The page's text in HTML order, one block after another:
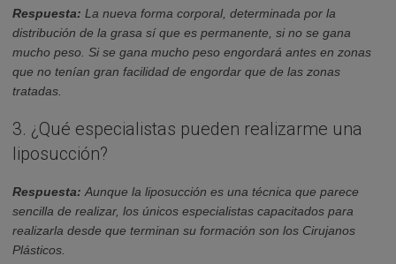
Respuesta: La nueva forma corporal, determinada por la
distribución de la grasa sí que es permanente, si no se gana
mucho peso. Si se gana mucho peso engordará antes en zonas
que no tenían gran facilidad de engordar que de las zonas
tratadas.
3. ¿Qué especialistas pueden realizarme una
liposucción?
Respuesta: Aunque la liposucción es una técnica que parece
sencilla de realizar, los únicos especialistas capacitados para
realizarla desde que terminan su formación son los Cirujanos
Plásticos.